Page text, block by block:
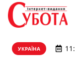
УКРАЇНА